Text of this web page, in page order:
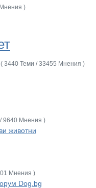
)
( 3440 Теми / 33455 Мнения )
9640 Мнения )
животни
Мнения )
Dog.bg